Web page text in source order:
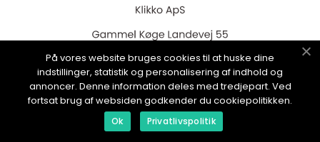
web:www.klikko.dk
På vores website bruges cookies til at huske dine
indstillinger, statistik og personalisering af indhold og
annoncer. Denne information deles med tredjepart. Ved
fortsat brug af websiden godkender du cookiepolitikken.
Ok Privatlivspolitik